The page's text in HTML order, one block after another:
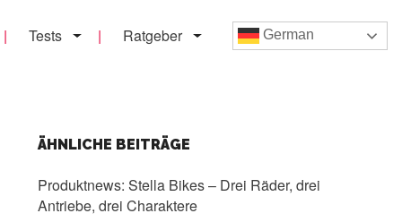
Tests Ratgeber German
ÄHNLICHE BEITRÄGE
Produktnews: Stella Bikes – Drei Räder, drei
Antriebe, drei Charaktere